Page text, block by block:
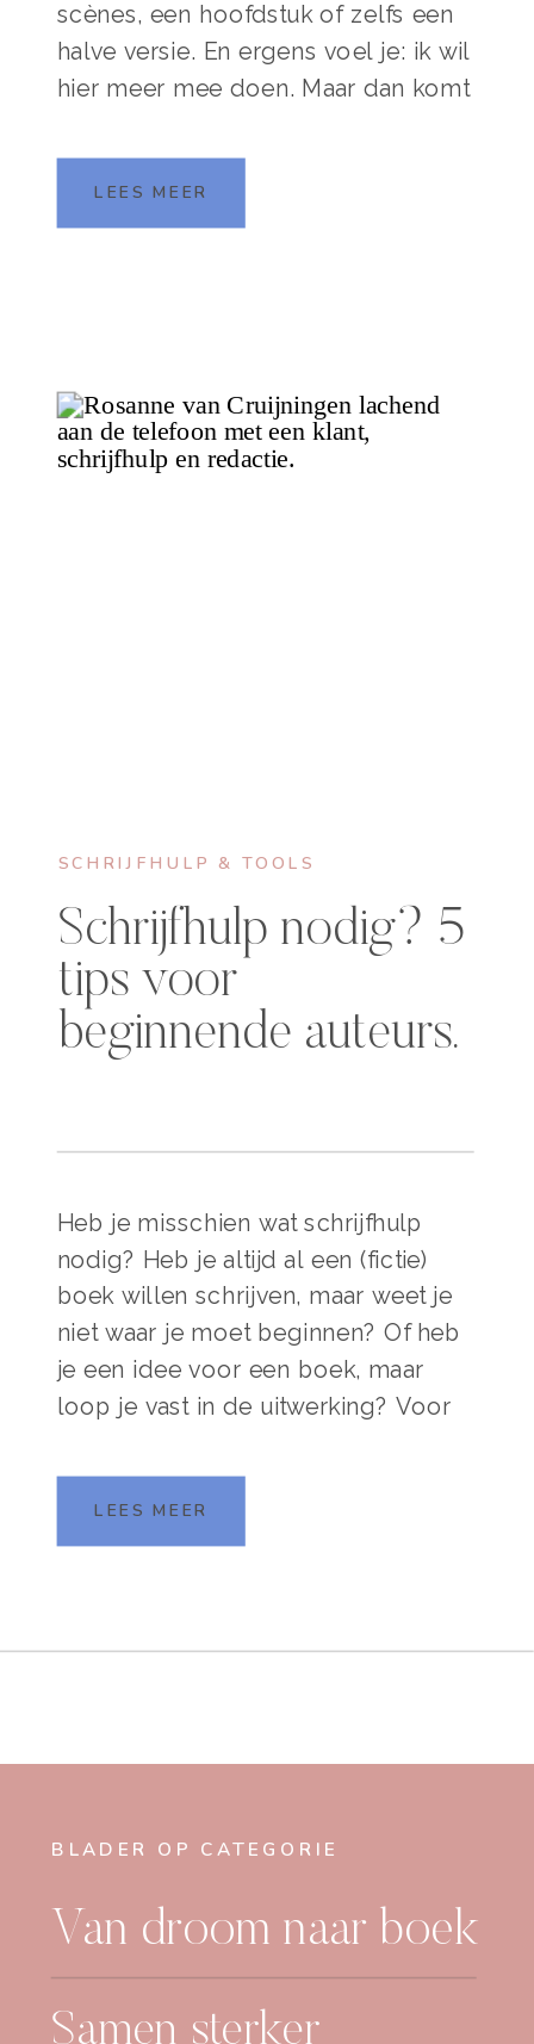
scènes, een hoofdstuk of zelfs een
halve versie. En ergens voel je: ik wil
hier meer mee doen. Maar dan komt
Moet ik dit eerst afmaken? Heb ik
hulp […]
LEES MEER
SCHRIJFHULP & TOOLS
Schrijfhulp nodig? 5
tips voor
beginnende auteurs.
Heb je misschien wat schrijfhulp
nodig? Heb je altijd al een (fictie)
boek willen schrijven, maar weet je
niet waar je moet beginnen? Of heb
je een idee voor een boek, maar
loop je vast in de uitwerking? Voor
schrijfproces overweldigend zijn,
maar met de juiste schrijfhulp en
een paar praktische […]
LEES MEER
BLADER OP CATEGORIE
Van droom naar boek
Samen sterker